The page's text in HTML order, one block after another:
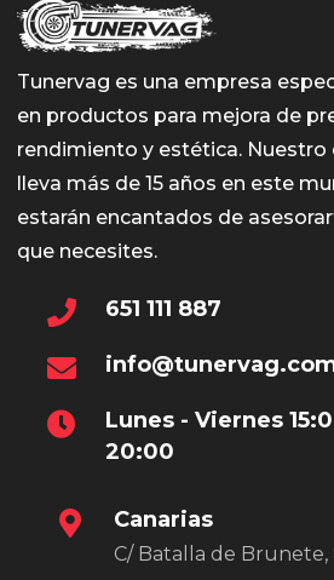
Tunervag es una empresa
en productos para mejora de
rendimiento y estética. Nuestro
lleva más de 15 años en este
estarán encantados de
que necesites.
651 111 887
Lunes - Viernes
20:00
Canarias
C/ Batalla de Brunete,